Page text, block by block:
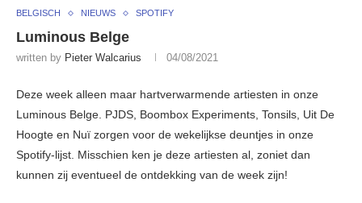
BELGISCH NIEUWS SPOTIFY
Luminous Belge
written by Pieter Walcarius 04/08/2021
Deze week alleen maar hartverwarmende artiesten in onze
Luminous Belge. PJDS, Boombox Experiments, Tonsils, Uit De
Hoogte en Nuï zorgen voor de wekelijkse deuntjes in onze
Spotify-lijst. Misschien ken je deze artiesten al, zoniet dan
kunnen zij eventueel de ontdekking van de week zijn!